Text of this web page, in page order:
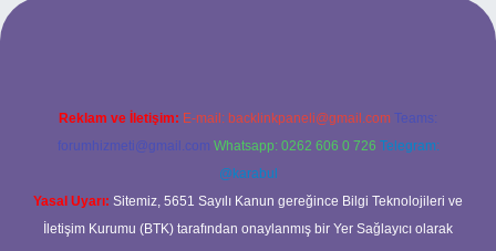
giriş
Reklam ve İletişim: E-mail: backlinkpaneli@gmail.com Teams:
forumhizmeti@gmail.com Whatsapp: 0262 606 0 726 Telegram:
@karabul
Yasal Uyarı: Sitemiz, 5651 Sayılı Kanun gereğince Bilgi Teknolojileri ve
İletişim Kurumu (BTK) tarafından onaylanmış bir Yer Sağlayıcı olarak